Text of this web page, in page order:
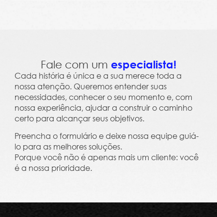
Fale com um especialista!
Cada história é única e a sua merece toda a
nossa atenção. Queremos entender suas
necessidades, conhecer o seu momento e, com
nossa experiência, ajudar a construir o caminho
certo para alcançar seus objetivos.
Preencha o formulário e deixe nossa equipe guiá-
lo para as melhores soluções.
Porque você não é apenas mais um cliente: você
é a nossa prioridade.